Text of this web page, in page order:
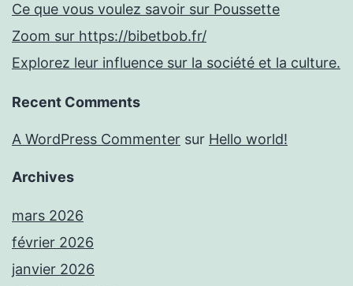
Ce que vous voulez savoir sur Poussette
Zoom sur https://bibetbob.fr/
Explorez leur influence sur la société et la culture.
Recent Comments
A WordPress Commenter sur Hello world!
Archives
mars 2026
février 2026
janvier 2026